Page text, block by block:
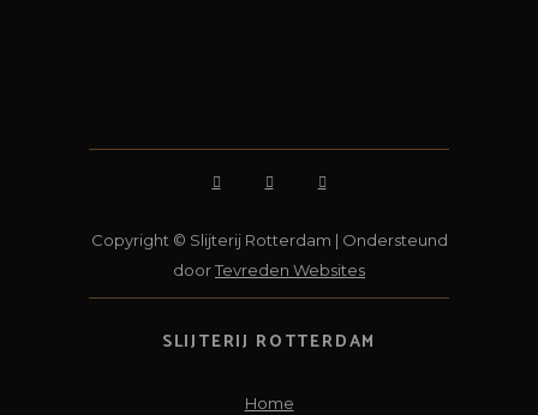
Copyright © Slijterij Rotterdam | Ondersteund
doorTevreden Websites
SLIJTERIJ ROTTERDAM
Home